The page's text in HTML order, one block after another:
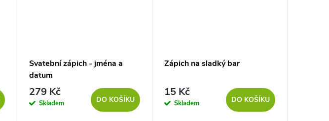
Svatební zápich - jména a
datum
279 Kč
Skladem DO KOŠÍKU
Zápich na sladký bar
15 Kč
Skladem DO KOŠÍKU